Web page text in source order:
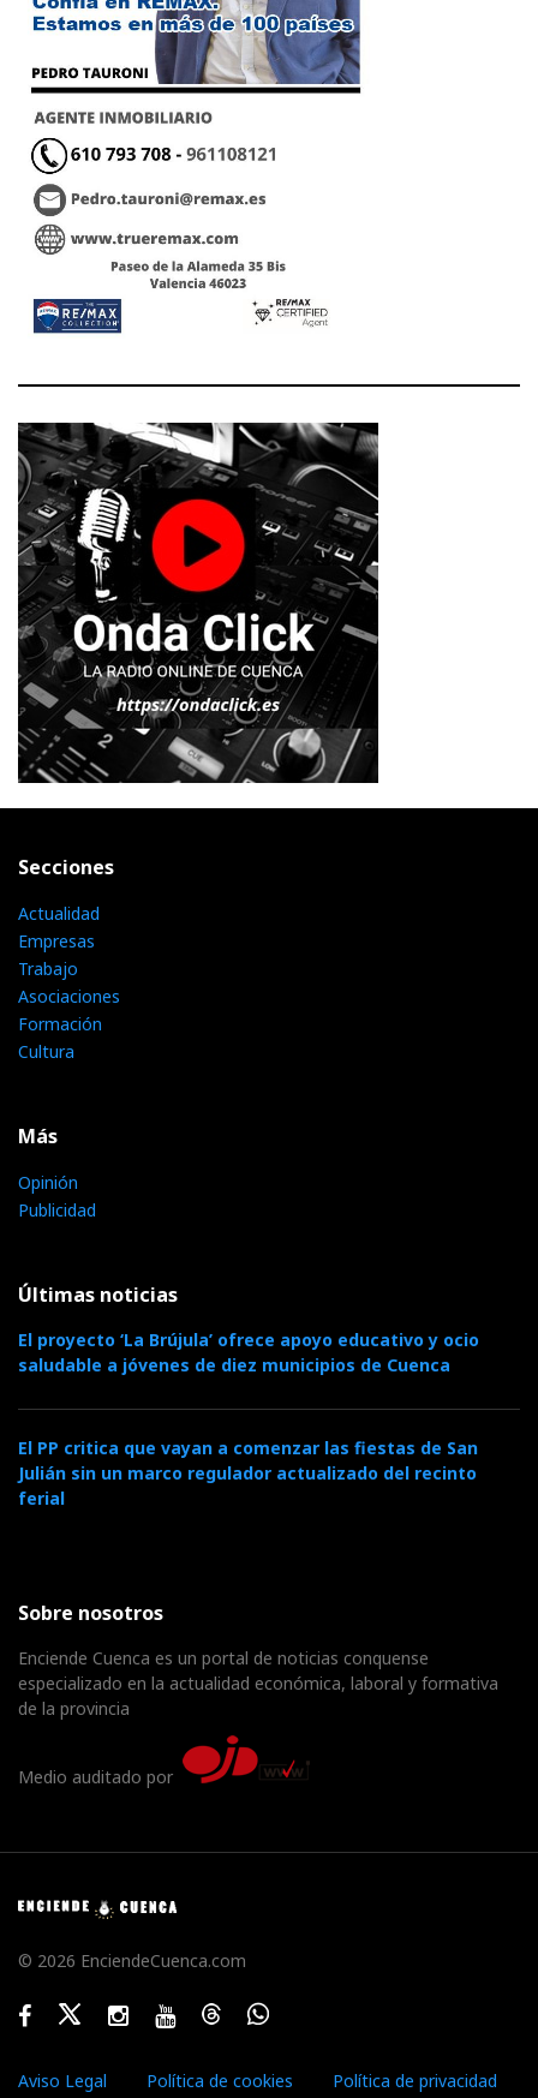
Secciones
Actualidad
Empresas
Trabajo
Asociaciones
Formación
Cultura
Más
Opinión
Publicidad
Últimas noticias
El proyecto ‘La Brújula’ ofrece apoyo educativo y ocio
saludable a jóvenes de diez municipios de Cuenca
El PP critica que vayan a comenzar las fiestas de San
Julián sin un marco regulador actualizado del recinto
ferial
Sobre nosotros
Enciende Cuenca es un portal de noticias conquense
especializado en la actualidad económica, laboral y formativa
de la provincia
Medio auditado por
© 2026 EnciendeCuenca.com
FacebookTwitterInstagramYoutubeThreadsWhatsApp
Aviso Legal Política de cookies Política de privacidad